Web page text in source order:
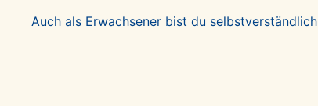
Auch als Erwachsener bist du